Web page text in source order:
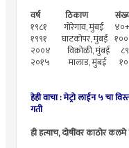
वर्ष ठिकाण
१९८१ गोरेगाव, मुंबई ४०+
१९९१ घाटकोपर, मुंबई
२००४ विक्रोळी, मुंबई
२०१५ मालाड, मुंबई १०६
हेही वाचा : मेट्रो लाईन ५ चा
गती
ही हत्याच, दोषींवर काठोर